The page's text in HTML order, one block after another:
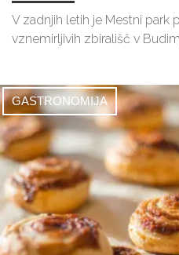
V zadnjih letih je Mestni park
vznemirljivih zbirališč v
GASTRONOMIJA